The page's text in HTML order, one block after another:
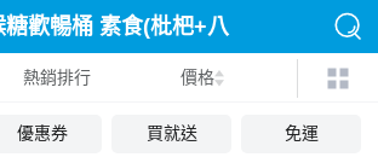
糖歡暢桶 素食(枇杷+八
仙果)
熱銷排行 價格
優惠券 買就送 免運